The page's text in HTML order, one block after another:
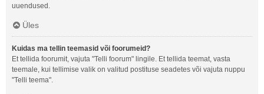
uuendused.
Üles
Kuidas ma tellin teemasid või foorumeid?
Et tellida foorumit, vajuta "Telli foorum" lingile. Et tellida teemat, vasta
teemale, kui tellimise valik on valitud postituse seadetes või vajuta nuppu
"Telli teema".